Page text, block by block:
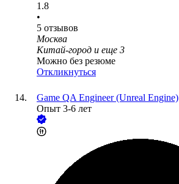
1.8
•
5 отзывов
Москва
Китай-город и еще 3
Можно без резюме
Откликнуться
Game QA Engineer (Unreal Engine)
Опыт 3-6 лет